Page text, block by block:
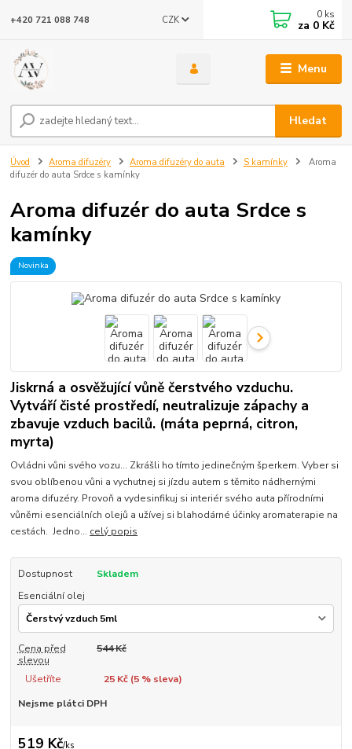
Menu
CZK
Hledat
+420 721 088 748 0 ks
za 0 Kč
Úvod Aroma difuzéry Aroma difuzéry do auta S kamínky
Aroma
difuzér do auta Srdce s kamínky
Aroma difuzér do auta Srdce s
kamínky
Novinka
Jiskrná a osvěžující vůně čerstvého vzduchu.
Vytváří čisté prostředí, neutralizuje zápachy a
zbavuje vzduch bacilů. (máta peprná, citron,
myrta)
Ovládni vůni svého vozu... Zkrášli ho tímto jedinečným šperkem. Vyber si
svou oblíbenou vůni a vychutnej si jízdu autem s těmito nádhernými
aroma difuzéry. Provoň a vydesinfikuj si interiér svého auta přírodními
vůněmi esenciálních olejů a užívej si blahodárné účinky aromaterapie na
cestách. Jedno... celý popis
Dostupnost
Skladem
Esenciální olej
Cena před
slevou
544 Kč
Ušetříte 25 Kč (5% sleva)
Nejsme plátci DPH
519 Kč/ks